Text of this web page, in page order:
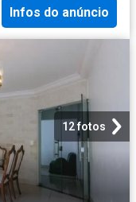
Infos do anúncio
12 fotos